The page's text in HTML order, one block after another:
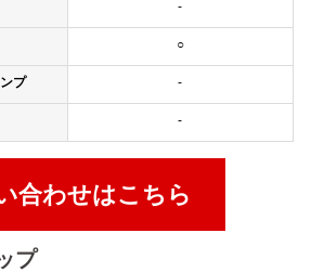
-
○
プ -
-
合わせはこちら
プ